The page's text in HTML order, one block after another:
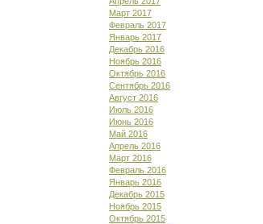
Март 2017
Февраль 2017
Январь 2017
Декабрь 2016
Ноябрь 2016
Октябрь 2016
Сентябрь 2016
Август 2016
Июль 2016
Июнь 2016
Май 2016
Апрель 2016
Март 2016
Февраль 2016
Январь 2016
Декабрь 2015
Ноябрь 2015
Октябрь 2015